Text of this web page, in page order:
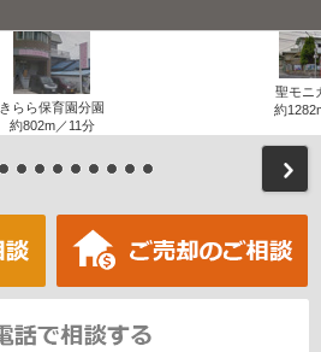
きらら保育園分園
約802m／11分
聖モニ
約